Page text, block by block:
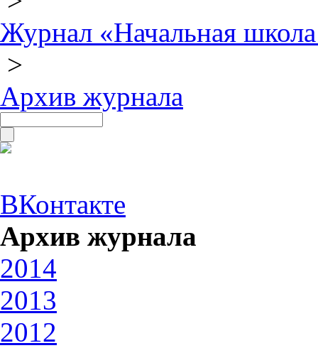
Журнал «Начальная
>
Архив журнала
ВКонтакте
Архив журнала
2014
2013
2012